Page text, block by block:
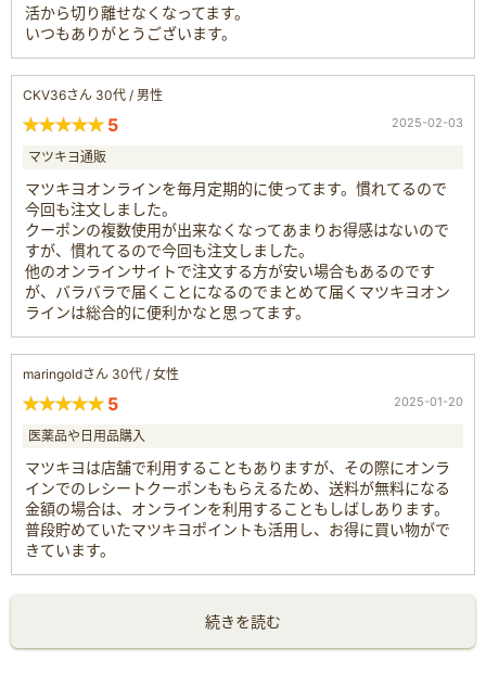
活から切り離せなくなってます。
いつもありがとうございます。
CKV36さん 30代 / 男性
5 2025-02-03
マツキヨ通販
マツキヨオンラインを毎月定期的に使ってます。慣れてるので
今回も注文しました。
クーポンの複数使用が出来なくなってあまりお得感はないので
すが、慣れてるので今回も注文しました。
他のオンラインサイトで注文する方が安い場合もあるのです
が、バラバラで届くことになるのでまとめて届くマツキヨオン
ラインは総合的に便利かなと思ってます。
maringoldさん 30代 / 女性
5 2025-01-20
医薬品や日用品購入
マツキヨは店舗で利用することもありますが、その際にオンラ
インでのレシートクーポンももらえるため、送料が無料になる
金額の場合は、オンラインを利用することもしばしあります。
普段貯めていたマツキヨポイントも活用し、お得に買い物がで
きています。
続きを読む